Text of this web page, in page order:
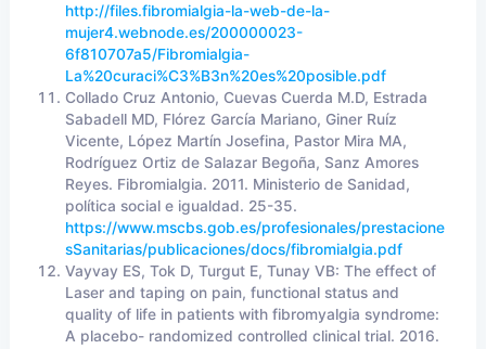
http://files.fibromialgia-la-web-de-la-
mujer4.webnode.es/200000023-
6f810707a5/Fibromialgia-
La%20curaci%C3%B3n%20es%20posible.pdf
Collado Cruz Antonio, Cuevas Cuerda M.D, Estrada
Sabadell MD, Flórez García Mariano, Giner Ruíz
Vicente, López Martín Josefina, Pastor Mira MA,
Rodríguez Ortiz de Salazar Begoña, Sanz Amores
Reyes. Fibromialgia. 2011. Ministerio de Sanidad,
política social e igualdad. 25-35.
https://www.mscbs.gob.es/profesionales/prestacione
sSanitarias/publicaciones/docs/fibromialgia.pdf
Vayvay ES, Tok D, Turgut E, Tunay VB: The effect of
Laser and taping on pain, functional status and
quality of life in patients with fibromyalgia syndrome:
A placebo- randomized controlled clinical trial. 2016.